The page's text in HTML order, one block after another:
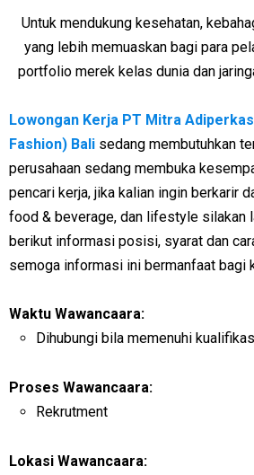
Untuk mendukung kesehatan,
yang lebih memuaskan bagi para
portfolio merek kelas dunia dan
Lowongan Kerja PT Mitra
Fashion) Bali sedang membutuhkan
perusahaan sedang membuka
pencari kerja, jika kalian ingin berkarir
food & beverage, dan lifestyle silakan
berikut informasi posisi, syarat dan
semoga informasi ini bermanfaat bagi
Waktu Wawancaara:
Dihubungi bila memenuhi
Proses Wawancaara:
Rekrutment
Lokasi Wawancaara: